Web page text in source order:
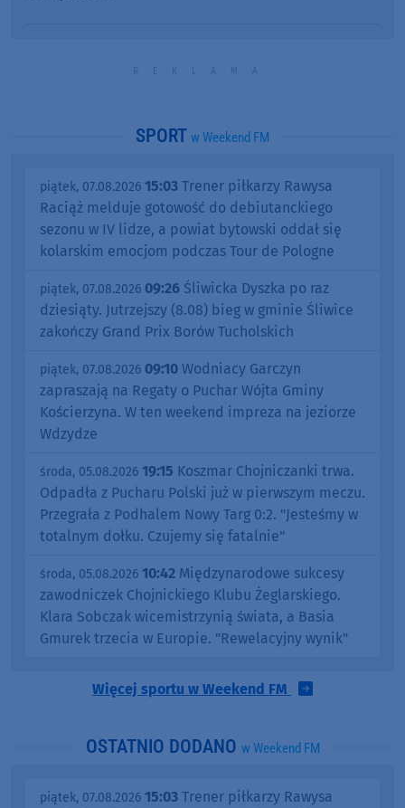
SPORT w Weekend FM
piątek, 07.08.2026 15:03 Trener piłkarzy Rawysa
Raciąż melduje gotowość do debiutanckiego
sezonu w IV lidze, a powiat bytowski oddał się
kolarskim emocjom podczas Tour de Pologne
piątek, 07.08.2026 09:26 Śliwicka Dyszka po raz
dziesiąty. Jutrzejszy (8.08) bieg w gminie Śliwice
zakończy Grand Prix Borów Tucholskich
piątek, 07.08.2026 09:10 Wodniacy Garczyn
zapraszają na Regaty o Puchar Wójta Gminy
Kościerzyna. W ten weekend impreza na jeziorze
Wdzydze
środa, 05.08.2026 19:15 Koszmar Chojniczanki trwa.
Odpadła z Pucharu Polski już w pierwszym meczu.
Przegrała z Podhalem Nowy Targ 0:2. "Jesteśmy w
totalnym dołku. Czujemy się fatalnie"
środa, 05.08.2026 10:42 Międzynarodowe sukcesy
zawodniczek Chojnickiego Klubu Żeglarskiego.
Klara Sobczak wicemistrzynią świata, a Basia
Gmurek trzecia w Europie. "Rewelacyjny wynik"
Więcej sportu w Weekend FM
OSTATNIO DODANO w Weekend FM
piątek, 07.08.2026 15:03 Trener piłkarzy Rawysa